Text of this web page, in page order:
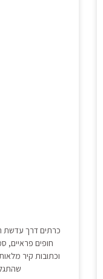
כרתים דרך עדשת
חופים פראיים,
וכתובות קיר